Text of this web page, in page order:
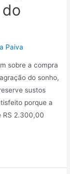
Paiva
sobre a compra
do sonho,
sustos
porque a
RS 2.300,00